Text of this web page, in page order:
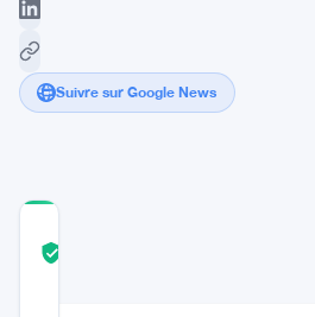
Suivre sur Google News